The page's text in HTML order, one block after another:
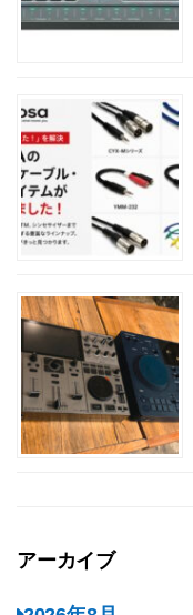
アーカイブ